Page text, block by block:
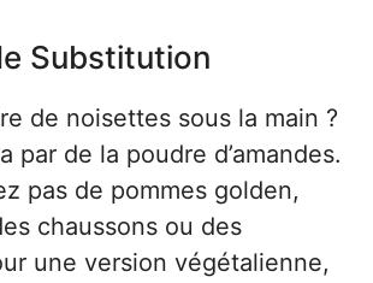
Substitution
de noisettes sous la main ?
par de la poudre d’amandes.
pas de pommes golden,
chaussons ou des
une version végétalienne,